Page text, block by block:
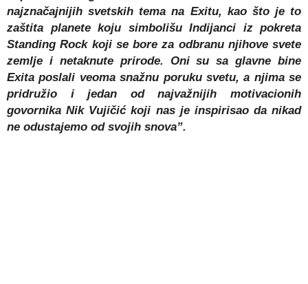
najznačajnijih svetskih tema na Exitu, kao što je to
zaštita planete koju simbolišu Indijanci iz pokreta
Standing Rock koji se bore za odbranu njihove svete
zemlje i netaknute prirode. Oni su sa glavne bine
Exita poslali veoma snažnu poruku svetu, a njima se
pridružio i jedan od najvažnijih motivacionih
govornika Nik Vujičić koji nas je inspirisao da nikad
ne odustajemo od svojih snova”.